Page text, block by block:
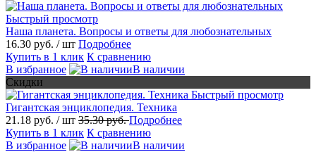
Быстрый просмотр
Наша планета. Вопросы и ответы для любознательных
16.30 руб. / шт Подробнее
Купить в 1 клик К сравнению
В избранное
В наличии
Скидки
Быстрый просмотр
Гигантская энциклопедия. Техника
21.18 руб. / шт 35.30 руб.Подробнее
Купить в 1 клик К сравнению
В избранное
В наличии